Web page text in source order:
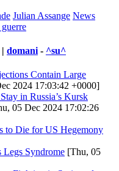
Julian Assange News
| domani - ^su^
Contain Large
2024 17:03:42 +0000]
in Russia’s Kursk
05 Dec 2024 17:02:26
to Die for US Hegemony
Legs Syndrome [Thu, 05